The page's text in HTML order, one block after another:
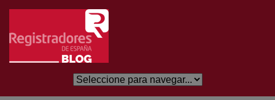
Salta al contingut principal